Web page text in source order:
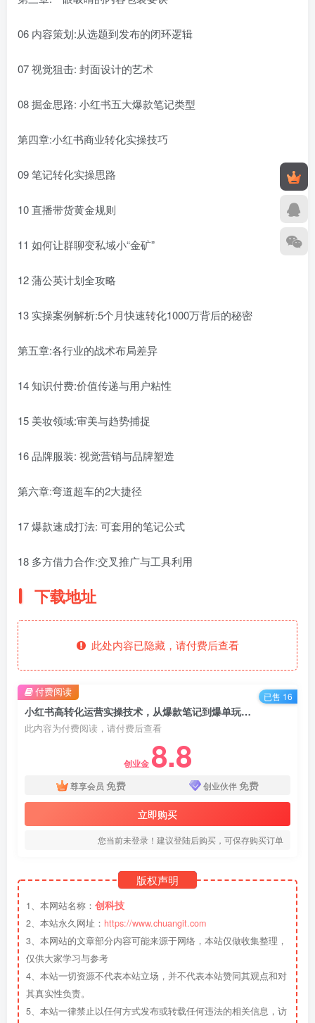
06 内容策划:从选题到发布的闭环逻辑
07 视觉狙击: 封面设计的艺术
08 掘金思路: 小红书五大爆款笔记类型
第四章:小红书商业转化实操技巧
09 笔记转化实操思路
10 直播带货黄金规则
11 如何让群聊变私域小“金矿”
12 蒲公英计划全攻略
13 实操案例解析:5个月快速转化1000万背后的秘密
第五章:各行业的战术布局差异
14 知识付费:价值传递与用户粘性
15 美妆领域:审美与趋势捕捉
16 品牌服装: 视觉营销与品牌塑造
第六章:弯道超车的2大捷径
17 爆款速成打法: 可套用的笔记公式
18 多方借力合作:交叉推广与工具利用
下载地址
此处内容已隐藏，请付费后查看
小红书高转化运营实操技术，从爆款笔记到爆单玩法的链路全打通-19节课
此内容为付费阅读，请付费后查看
创业金 8.8
尊享会员 免费 创业伙伴免费
立即购买
您当前未登录！建议登陆后购买，可保存购买订单
付费阅读 已售 16
版权声明
1、本网站名称： 创科技
2、本站永久网址： https://www.chuangit.com
3、本网站的文章部分内容可能来源于网络，本站仅做收集整理，
仅供大家学习与参考
4、本站一切资源不代表本站立场，并不代表本站赞同其观点和对
其真实性负责。
5、本站一律禁止以任何方式发布或转载任何违法的相关信息，访